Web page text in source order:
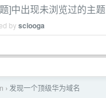
]中出现未浏览过的主题
bysciooga
› 发现一个顶级华为域名